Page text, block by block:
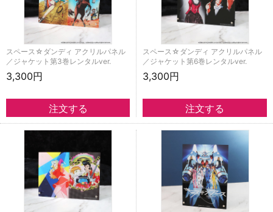
スペース☆ダンディ アクリルパネル
／ジャケット第3巻レンタルver.
3,300円
スペース☆ダンディ アクリルパネル
／ジャケット第6巻レンタルver.
3,300円